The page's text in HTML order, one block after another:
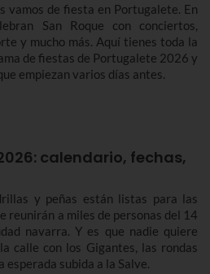
vamos de fiesta en Portugalete. En
San Roque con conciertos,
y mucho más. Aquí tienes toda la
de fiestas de Portugalete 2026 y
empiezan varios días antes.
calendario, fechas,
y peñas están listas para las
reunirán a miles de personas del 14
navarra. Y es que nadie quiere
calle con los Gigantes, las rondas
esperada subida a la Salve.